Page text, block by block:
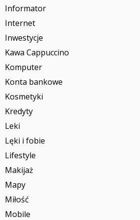
Informator
Internet
Inwestycje
Kawa Cappuccino
Komputer
Konta bankowe
Kosmetyki
Kredyty
Leki
Lęki i fobie
Lifestyle
Makijaż
Mapy
Miłość
Mobile